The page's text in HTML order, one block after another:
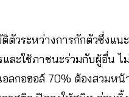
วระหว่างการกักตัวซึ่งแน
ะใช้ภาชนะร่วมกับผู้อื่น ไ
กอฮอล์ 70% ต้องสวมห